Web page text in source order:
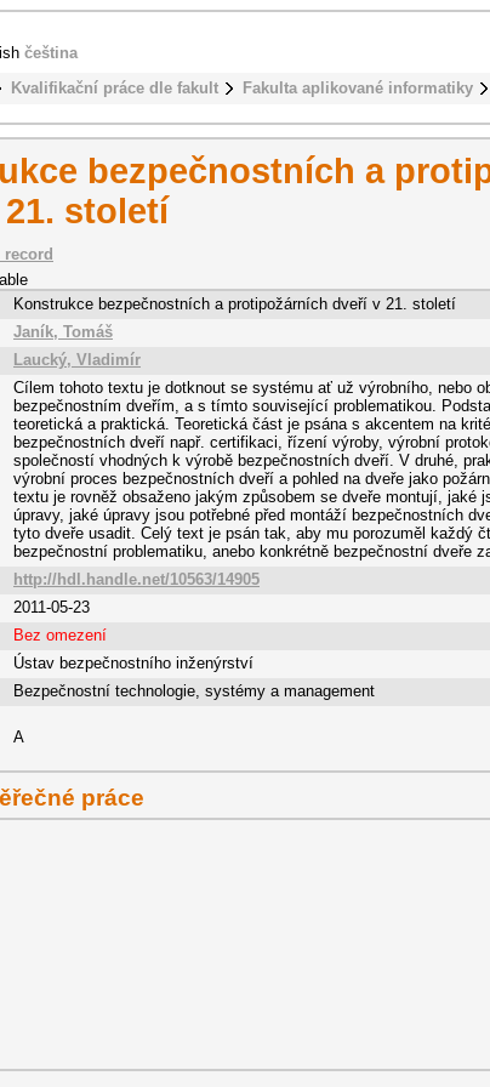
Kvalifikační práce dle fakult Fakulta aplikované informatiky
čeština
bezpečnostních a
století
Konstrukce bezpečnostních a protipožárních dveří v 21. století
Janík, Tomáš
Laucký, Vladimír
Cílem tohoto textu je dotknout se systému ať už výrobního, nebo
bezpečnostním dveřím, a s tímto související problematikou.
teoretická a praktická. Teoretická část je psána s akcentem na
bezpečnostních dveří např. certifikaci, řízení výroby, výrobní
společností vhodných k výrobě bezpečnostních dveří. V druhé,
výrobní proces bezpečnostních dveří a pohled na dveře jako
textu je rovněž obsaženo jakým způsobem se dveře montují, jaké
úpravy, jaké úpravy jsou potřebné před montáží bezpečnostních
tyto dveře usadit. Celý text je psán tak, aby mu porozuměl každý
bezpečnostní problematiku, anebo konkrétně bezpečnostní dveře
http://hdl.handle.net/10563/14905
2011-05-23
Bez omezení
Ústav bezpečnostního inženýrství
Bezpečnostní technologie, systémy a management
A
práce